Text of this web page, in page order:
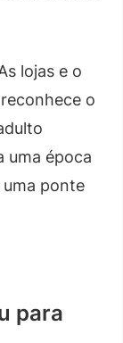
lojas e o
o
uma época
uma ponte
para